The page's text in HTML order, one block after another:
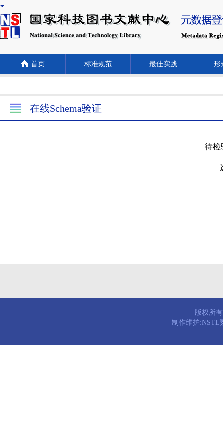
首页 标准规范 最佳实践 形
在线Schema验证
待检
版权所
制作维护:NSTL